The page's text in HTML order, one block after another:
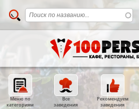
Меню по
категориям
Все
заведения
Рекомендуем
заведения